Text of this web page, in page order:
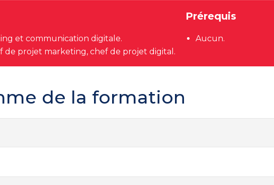
et communication digitale.
de projet marketing, chef de projet digital.
Prérequis
Aucun.
de la formation